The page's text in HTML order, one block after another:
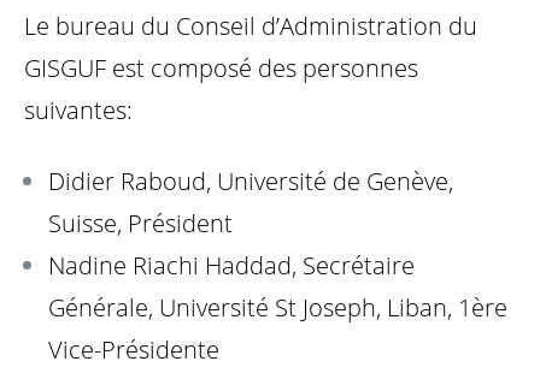
Le bureau du Conseil d’Administration du
GISGUF est composé des personnes
suivantes:
Didier Raboud, Université de Genève,
Suisse, Président
Nadine Riachi Haddad, Secrétaire
Générale, Université St Joseph, Liban, 1ère
Vice-Présidente